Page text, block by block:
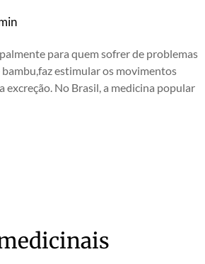
para quem sofrer de problemas
estimular os movimentos
No Brasil, a medicina popular